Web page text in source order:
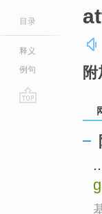
目录
释义
例句